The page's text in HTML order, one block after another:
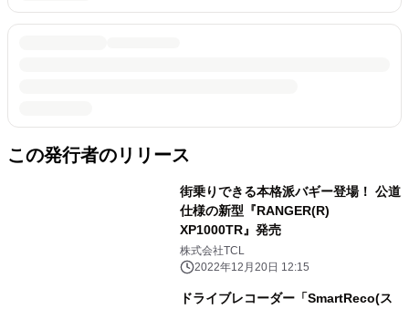
この発行者のリリース
街乗りできる本格派バギー登場！ 公道
仕様の新型『RANGER(R)
XP1000TR』発売
株式会社TCL
2022年12月20日 12:15
ドライブレコーダー「SmartReco(ス